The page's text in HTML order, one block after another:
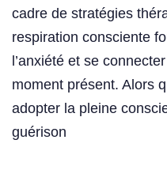
cadre de stratégies
respiration consciente
l’anxiété et se
moment présent. Alors
adopter la pleine
guérison